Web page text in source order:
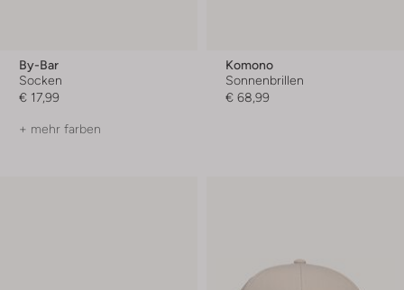
By-Bar
Socken
€ 17,99
+ mehr farben
Komono
Sonnenbrillen
€ 68,99